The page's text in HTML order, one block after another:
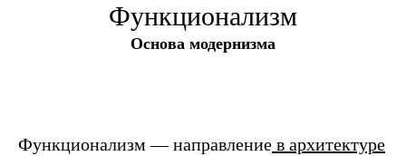
Функционализм
Основа модернизма
Функционализм — направление в архитектуре